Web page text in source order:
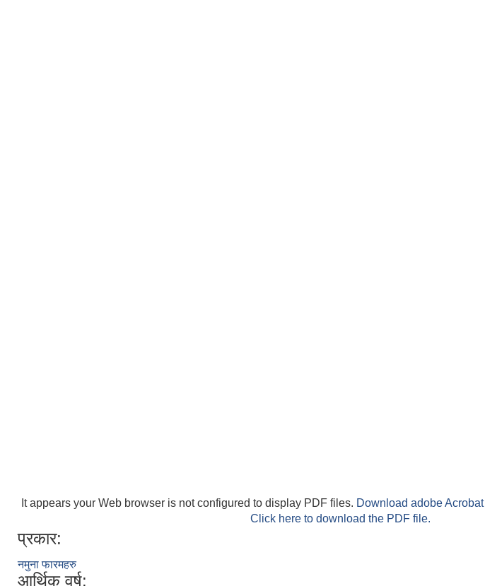
It appears your Web browser is not configured to display PDF files. Download adobe Acrobat
Click here to download the PDF file.
प्रकार:
नमुना फारमहरु
आर्थिक वर्ष: